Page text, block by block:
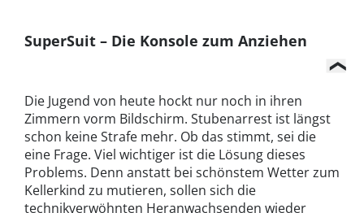
SuperSuit – Die Konsole zum Anziehen
Die Jugend von heute hockt nur noch in ihren
Zimmern vorm Bildschirm. Stubenarrest ist längst
schon keine Strafe mehr. Ob das stimmt, sei die
eine Frage. Viel wichtiger ist die Lösung dieses
Problems. Denn anstatt bei schönstem Wetter zum
Kellerkind zu mutieren, sollen sich die
technikverwöhnten Heranwachsenden wieder